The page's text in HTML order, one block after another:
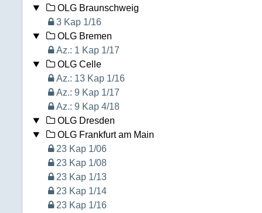
OLG Braunschweig
3 Kap 1/16
OLG Bremen
Az.: 1 Kap 1/17
OLG Celle
Az.: 13 Kap 1/16
Az.: 9 Kap 1/17
Az.: 9 Kap 4/18
OLG Dresden
OLG Frankfurt am Main
23 Kap 1/06
23 Kap 1/08
23 Kap 1/13
23 Kap 1/14
23 Kap 1/16